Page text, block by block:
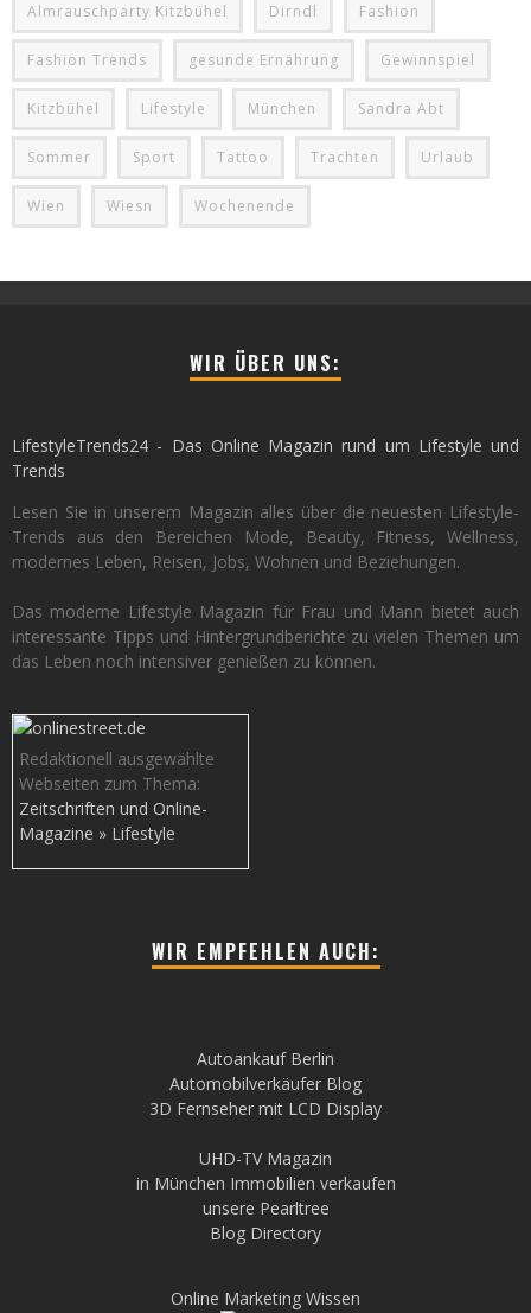
Almrauschparty Kitzbühel Dirndl Fashion
Fashion Trends gesunde Ernährung Gewinnspiel
Kitzbühel Lifestyle München Sandra Abt
Sommer Sport Tattoo Trachten Urlaub
Wien Wiesn Wochenende
WIR ÜBER UNS:
LifestyleTrends24 - Das Online Magazin rund um Lifestyle und
Trends
Lesen Sie in unserem Magazin alles über die neuesten Lifestyle-
Trends aus den Bereichen Mode, Beauty, Fitness, Wellness,
modernes Leben, Reisen, Jobs, Wohnen und Beziehungen.
Das moderne Lifestyle Magazin für Frau und Mann bietet auch
interessante Tipps und Hintergrundberichte zu vielen Themen um
das Leben noch intensiver genießen zu können.
Redaktionell ausgewählte
Webseiten zum Thema:
Zeitschriften und Online-
Magazine » Lifestyle
WIR EMPFEHLEN AUCH:
Autoankauf Berlin
Automobilverkäufer Blog
3D Fernseher mit LCD Display
UHD-TV Magazin
in München Immobilien verkaufen
unsere Pearltree
Blog Directory
Online Marketing Wissen